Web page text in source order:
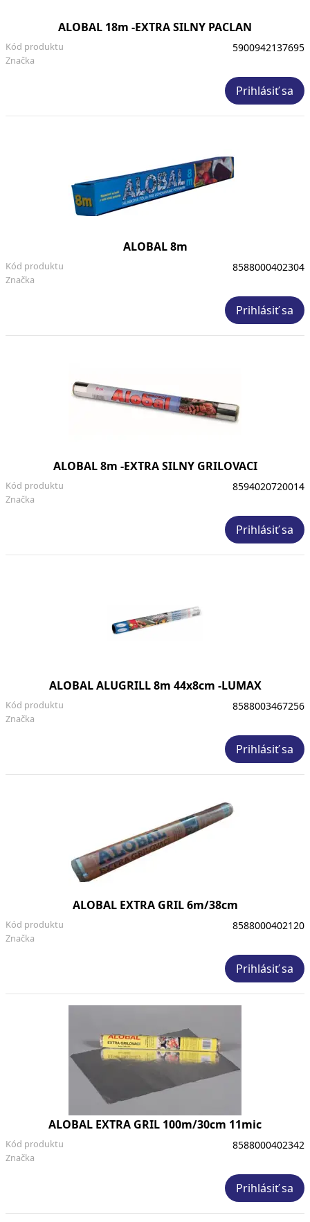
ALOBAL 18m -EXTRA SILNY PACLAN
Značka
Kód produktu 5900942137695
Prihlásiť sa
ALOBAL 8m
Značka
Kód produktu 8588000402304
Prihlásiť sa
ALOBAL 8m -EXTRA SILNY GRILOVACI
Značka
Kód produktu 8594020720014
Prihlásiť sa
ALOBAL ALUGRILL 8m 44x8cm -LUMAX
Značka
Kód produktu 8588003467256
Prihlásiť sa
ALOBAL EXTRA GRIL 6m/38cm
Značka
Kód produktu 8588000402120
Prihlásiť sa
ALOBAL EXTRA GRIL 100m/30cm 11mic
Značka
Kód produktu 8588000402342
Prihlásiť sa